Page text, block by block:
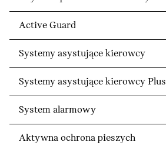
Active Guard
Systemy asystujące kierowcy
Systemy asystujące kierowcy Plus
System alarmowy
Aktywna ochrona pieszych